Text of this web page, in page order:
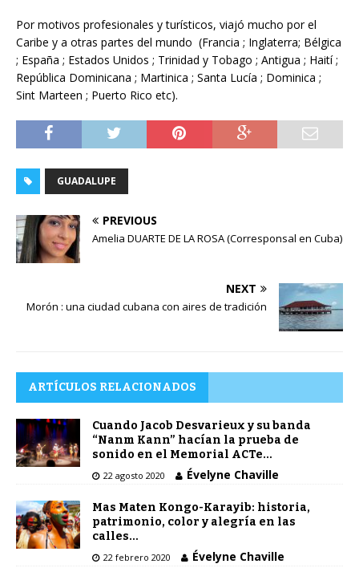
Por motivos profesionales y turísticos, viajó mucho por el
Caribe y a otras partes del mundo (Francia ; Inglaterra; Bélgica
; España ; Estados Unidos ; Trinidad y Tobago ; Antigua ; Haití ;
República Dominicana ; Martinica ; Santa Lucía ; Dominica ;
Sint Marteen ; Puerto Rico etc).
GUADALUPE
PREVIOUS
Amelia DUARTE DE LA ROSA (Corresponsal en Cuba)
NEXT
Morón : una ciudad cubana con aires de tradición
ARTÍCULOS RELACIONADOS
Cuando Jacob Desvarieux y su banda
“Nanm Kann” hacían la prueba de
sonido en el Memorial ACTe…
22 agosto 2020 Évelyne Chaville
Mas Maten Kongo-Karayib: historia,
patrimonio, color y alegría en las
calles…
22 febrero 2020 Évelyne Chaville